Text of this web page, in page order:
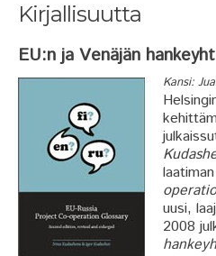
Kirjallisuutta
EU:n ja Venäjän
Kansi:
laatiman
uusi,
2008